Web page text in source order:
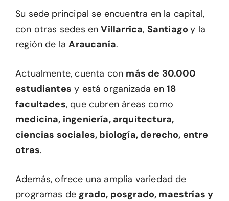
Su sede principal se encuentra en la capital,
con otras sedes enVillarrica, Santiagoy la
región de laAraucanía.
Actualmente, cuenta con más de 30.000
estudiantes y está organizada en 18
facultades, que cubren áreas como
medicina, ingeniería, arquitectura,
ciencias sociales, biología, derecho, entre
otras.
Además, ofrece una amplia variedad de
programas de grado, posgrado, maestrías y